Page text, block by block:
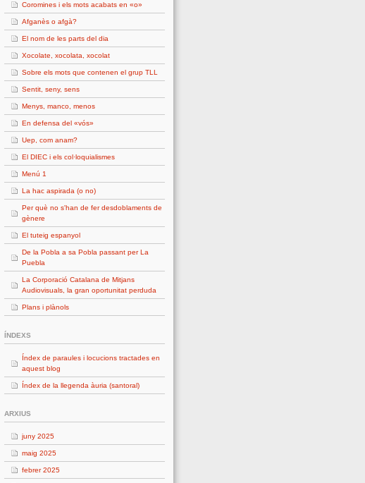
Coromines i els mots acabats en «o»
Afganès o afgà?
El nom de les parts del dia
Xocolate, xocolata, xocolat
Sobre els mots que contenen el grup TLL
Sentit, seny, sens
Menys, manco, menos
En defensa del «vós»
Uep, com anam?
El DIEC i els col·loquialismes
Menú 1
La hac aspirada (o no)
Per què no s'han de fer desdoblaments de
gènere
El tuteig espanyol
De la Pobla a sa Pobla passant per La
Puebla
La Corporació Catalana de Mitjans
Audiovisuals, la gran oportunitat perduda
Plans i plànols
ÍNDEXS
Índex de paraules i locucions tractades en
aquest blog
Índex de la llegenda àuria (santoral)
ARXIUS
juny 2025
maig 2025
febrer 2025